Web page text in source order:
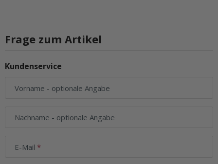
Frage zum Artikel
Kundenservice
Vorname - optionale Angabe
Nachname - optionale Angabe
E-Mail